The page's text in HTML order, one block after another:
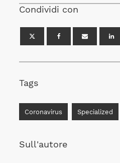
Condividi con
Tags
Coronavirus Specialized
Sull'autore